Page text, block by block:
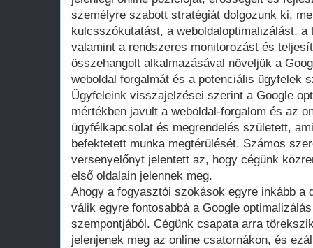
személyre szabott stratégiát dolgozunk ki,
kulcsszókutatást, a weboldaloptimalizálást,
valamint a rendszeres monitorozást és
összehangolt alkalmazásával növeljük a
weboldal forgalmát és a potenciális ügyfelek
Ügyfeleink visszajelzései szerint a Google
mértékben javult a weboldal-forgalom és az
ügyfélkapcsolat és megrendelés született,
befektetett munka megtérülését. Számos
versenyelőnyt jelentett az, hogy cégünk
első oldalain jelennek meg.
Ahogy a fogyasztói szokások egyre inkább a
válik egyre fontosabbá a Google
szempontjából. Cégünk csapata arra
jelenjenek meg az online csatornákon, és